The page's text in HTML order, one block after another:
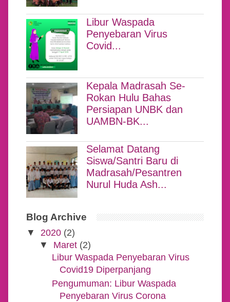
Libur Waspada
Penyebaran Virus
Covid...
Kepala Madrasah Se-
Rokan Hulu Bahas
Persiapan UNBK dan
UAMBN-BK...
Selamat Datang
Siswa/Santri Baru di
Madrasah/Pesantren
Nurul Huda Ash...
Blog Archive
▼ 2020(2)
▼
Maret(2)
Libur Waspada Penyebaran Virus
Covid19 Diperpanjang
Pengumuman: Libur Waspada
Penyebaran Virus Corona